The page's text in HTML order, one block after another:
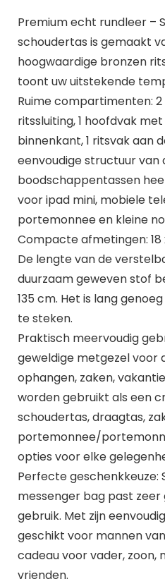
Premium echt rundleer –
schoudertas is gemaakt
hoogwaardige bronzen
toont uw uitstekende
Ruime compartimenten:
ritssluiting, 1 hoofdvak
binnenkant, 1 ritsvak aan
eenvoudige structuur van
boodschappentassen
voor ipad mini, mobiele
portemonnee en kleine
Compacte afmetingen: 18
De lengte van de
duurzaam geweven stof
135 cm. Het is lang
te steken.
Praktisch meervoudig
geweldige metgezel voor
ophangen, zaken,
worden gebruikt als een
schoudertas, draagtas,
portemonnee/
opties voor elke
Perfecte geschenkkeuze:
messenger bag past zeer
gebruik. Met zijn
geschikt voor mannen
cadeau voor vader, zoon,
vrienden.